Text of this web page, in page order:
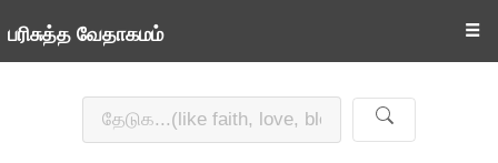
பரிசுத்த வேதாகமம் ☰